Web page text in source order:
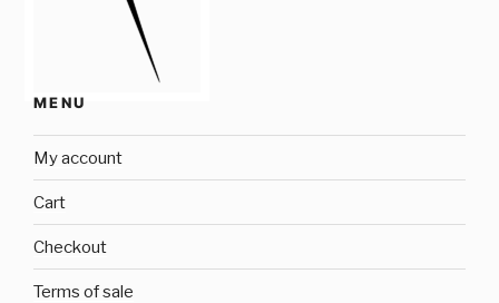
MENU
My account
Cart
Checkout
Terms of sale